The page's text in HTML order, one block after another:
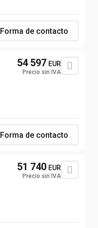
Forma de contacto
54 597 EUR
Precio sin IVA
Forma de contacto
51 740 EUR
Precio sin IVA